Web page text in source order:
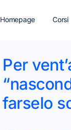
Homepage Corsi
Per
farselo